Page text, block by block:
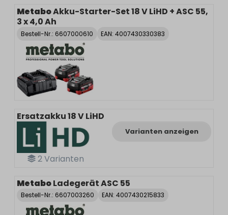
MetaboAkku-Starter-Set 18 V LiHD + ASC 55,
3 x 4,0 Ah
Bestell-Nr.: 6607000610 EAN: 4007430330383
2Varianten
Ersatzakku 18 V LiHD
Varianten anzeigen
MetaboLadegerät ASC 55
Bestell-Nr.: 6607003260 EAN: 4007430215833